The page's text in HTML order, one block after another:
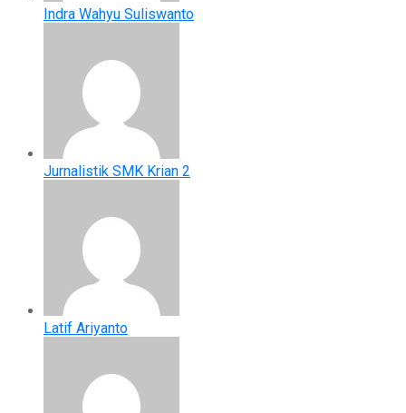
Indra Wahyu Suliswanto
Jurnalistik SMK Krian 2
Latif Ariyanto